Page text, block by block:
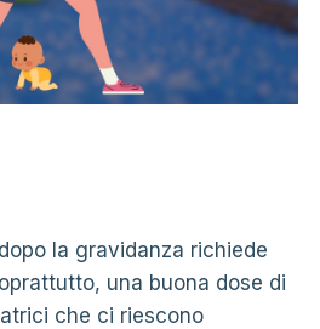
la gravidanza richiede
una buona dose di
che ci riescono